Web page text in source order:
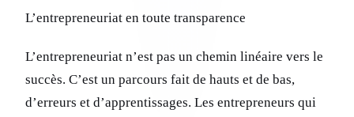
L’entrepreneuriat en toute transparence
L’entrepreneuriat n’est pas un chemin linéaire vers le
succès. C’est un parcours fait de hauts et de bas,
d’erreurs et d’apprentissages. Les entrepreneurs qui